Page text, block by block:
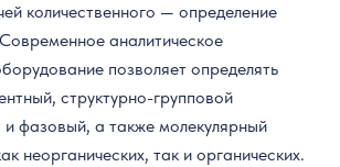
количественного — определение
аналитическое
позволяет определять
структурно-групповой
фазовый, а также молекулярный
неорганических, так и органических.